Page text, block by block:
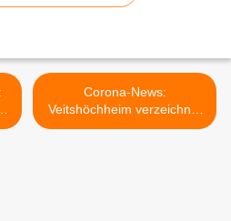
Corona-News:
Veitshöchheim verzeichnet
heute fünf Neuinfektionen -